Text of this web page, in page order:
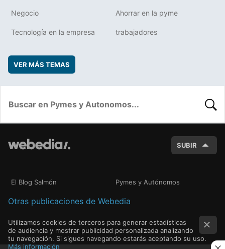
Negocio Ahorrar en la pyme
Tecnología en la empresa trabajadores
VER MÁS TEMAS
SUBIR
El Blog Salmón Pymes y Autónomos
Otras publicaciones de Webedia
Utilizamos cookies de terceros para generar estadísticas
de audiencia y mostrar publicidad personalizada analizando
tu navegación. Si sigues navegando estarás aceptando su uso.
Más información